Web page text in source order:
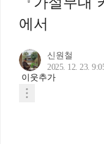
에서
신원철
2025. 12. 23.
이웃추가